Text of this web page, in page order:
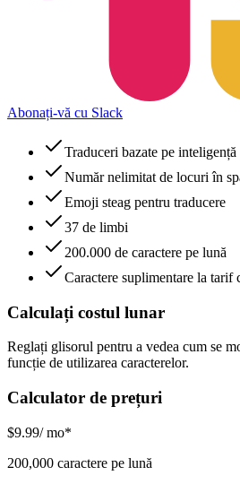
Abonați-vă cu Slack
Traduceri bazate pe
Număr nelimitat de locuri în
Emoji steag pentru traducere
37 de limbi
200.000 de caractere pe lună
Caractere suplimentare la tarif
Calculați costul lunar
Reglați glisorul pentru a vedea cum se
funcție de utilizarea caracterelor.
Calculator de prețuri
$9.99/ mo*
200,000 caractere pe lună